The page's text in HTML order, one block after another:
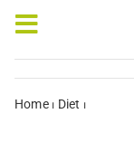
Toggle
Navigation
Caterings
Home⏐ Diet ⏐